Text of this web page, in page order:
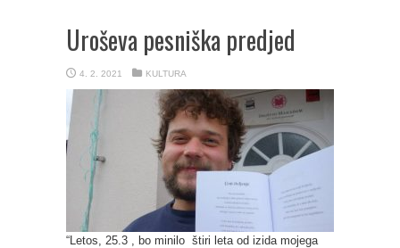
Uroševa pesniška predjed
4. 2. 2021 KULTURA
“Letos, 25.3 , bo minilo štiri leta od izida mojega